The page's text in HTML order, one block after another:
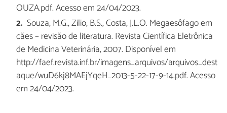
OUZA.pdf. Acesso em 24/04/2023.
Souza, M.G., Zilio, B.S., Costa, J.L.O. Megaesôfago em
cães – revisão de literatura. Revista Científica Eletrônica
de Medicina Veterinária, 2007. Disponível em
http://faef.revista.inf.br/imagens_arquivos/arquivos_dest
aque/wuD6kj8MAEjYqeH_2013-5-22-17-9-14.pdf. Acesso
em 24/04/2023.